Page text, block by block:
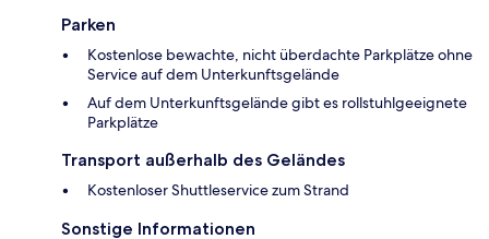
Parken
Kostenlose bewachte, nicht überdachte Parkplätze ohne
Service auf dem Unterkunftsgelände
Auf dem Unterkunftsgelände gibt es rollstuhlgeeignete
Parkplätze
Transport außerhalb des Geländes
Kostenloser Shuttleservice zum Strand
Sonstige Informationen